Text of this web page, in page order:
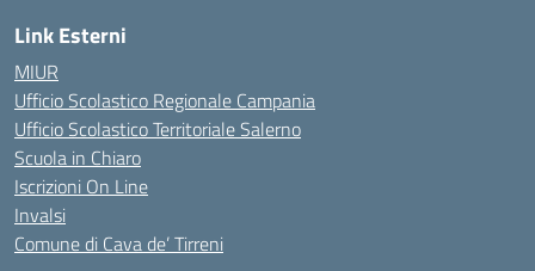
Link Esterni
MIUR
Ufficio Scolastico Regionale Campania
Ufficio Scolastico Territoriale Salerno
Scuola in Chiaro
Iscrizioni On Line
Invalsi
Comune di Cava de’ Tirreni